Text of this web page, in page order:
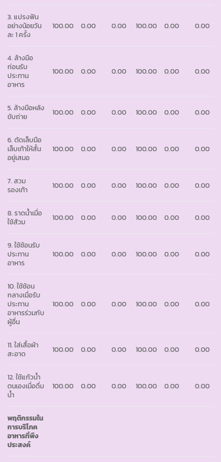
3. แปรงฟัน
อย่างน้อยวัน
ละ 1 ครั้ง
100.00 0.00 0.00 100.00 0.00 0.00
4. ล้างมือ
ก่อนรับ
ประทาน
อาหาร
100.00 0.00 0.00 100.00 0.00 0.00
5. ล้างมือหลัง
ขับถ่าย
100.00 0.00 0.00 100.00 0.00 0.00
6. ตัดเล็บมือ
เล็บเท้าให้สั้น
อยู่เสมอ
100.00 0.00 0.00 100.00 0.00 0.00
7. สวม
รองเท้า
100.00 0.00 0.00 100.00 0.00 0.00
8. ราดน้ำเมื่อ
ใช้ส้วม
100.00 0.00 0.00 100.00 0.00 0.00
9. ใช้ช้อนรับ
ประทาน
อาหาร
100.00 0.00 0.00 100.00 0.00 0.00
10. ใช้ช้อน
กลางเมื่อรับ
ประทาน
อาหารร่วมกับ
ผู้อื่น
100.00 0.00 0.00 100.00 0.00 0.00
11. ใส่เสื้อผ้า
สะอาด
100.00 0.00 0.00 100.00 0.00 0.00
12. ใช้แก้วน้ำ
ตนเองเมื่อดื่ม
น้ำ
100.00 0.00 0.00 100.00 0.00 0.00
พฤติกรรมใน
การบริโภค
อาหารที่พึง
ประสงค์